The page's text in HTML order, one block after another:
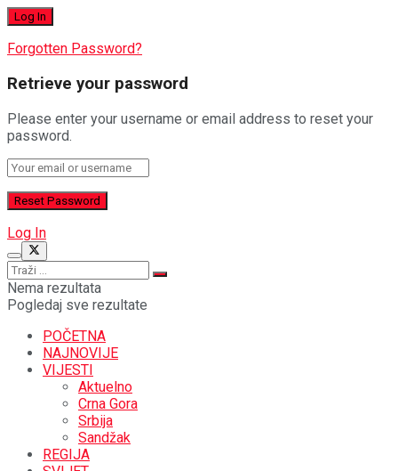
Forgotten Password?
Retrieve your password
Please enter your username or email address to reset your
password.
Log In
Nema rezultata
Pogledaj sve rezultate
POČETNA
NAJNOVIJE
VIJESTI
Aktuelno
Crna Gora
Srbija
Sandžak
REGIJA